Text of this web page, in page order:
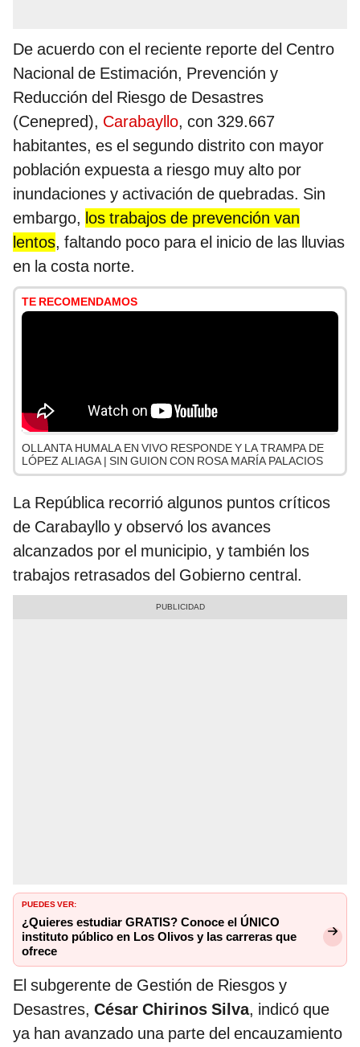
De acuerdo con el reciente reporte del Centro
Nacional de Estimación, Prevención y
Reducción del Riesgo de Desastres
(Cenepred), Carabayllo, con 329.667
habitantes, es el segundo distrito con mayor
población expuesta a riesgo muy alto por
inundaciones y activación de quebradas. Sin
embargo, los trabajos de prevención van
lentos, faltando poco para el inicio de las lluvias
en la costa norte.
TE RECOMENDAMOS
OLLANTA HUMALA EN VIVO RESPONDE Y LA TRAMPA DE
LÓPEZ ALIAGA | SIN GUION CON ROSA MARÍA PALACIOS
La República recorrió algunos puntos críticos
de Carabayllo y observó los avances
alcanzados por el municipio, y también los
trabajos retrasados del Gobierno central.
PUEDES VER:
¿Quieres estudiar GRATIS? Conoce el ÚNICO
instituto público en Los Olivos y las carreras que
ofrece
El subgerente de Gestión de Riesgos y
Desastres, César Chirinos Silva, indicó que
ya han avanzado una parte del encauzamiento